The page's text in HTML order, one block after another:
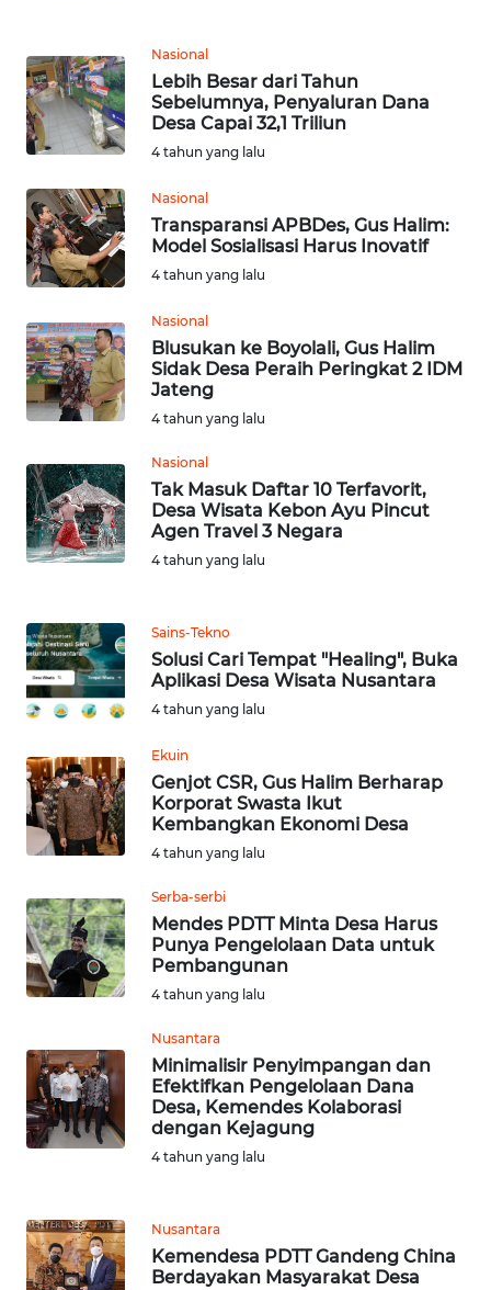
Nasional
Lebih Besar dari Tahun
Sebelumnya, Penyaluran Dana
Desa Capai 32,1 Triliun
4 tahun yang lalu
Nasional
Transparansi APBDes, Gus Halim:
Model Sosialisasi Harus Inovatif
4 tahun yang lalu
Nasional
Blusukan ke Boyolali, Gus Halim
Sidak Desa Peraih Peringkat 2 IDM
Jateng
4 tahun yang lalu
Nasional
Tak Masuk Daftar 10 Terfavorit,
Desa Wisata Kebon Ayu Pincut
Agen Travel 3 Negara
4 tahun yang lalu
Sains-Tekno
Solusi Cari Tempat "Healing", Buka
Aplikasi Desa Wisata Nusantara
4 tahun yang lalu
Ekuin
Genjot CSR, Gus Halim Berharap
Korporat Swasta Ikut
Kembangkan Ekonomi Desa
4 tahun yang lalu
Serba-serbi
Mendes PDTT Minta Desa Harus
Punya Pengelolaan Data untuk
Pembangunan
4 tahun yang lalu
Nusantara
Minimalisir Penyimpangan dan
Efektifkan Pengelolaan Dana
Desa, Kemendes Kolaborasi
dengan Kejagung
4 tahun yang lalu
Nusantara
Kemendesa PDTT Gandeng China
Berdayakan Masyarakat Desa
WN
TAPANULI
SELATAN
TANJUNG
LESUNG
WN
WN
SIMALUNGUN
LABUHANBATU
WN
TAPANULI
TENGAH
WN DELI
SERDANG
WN
TINGGI
WN
PAKPAK
KARAWANG
WN
BEKASI
WN
BOGOR
WN
WN
TAPANULI
UTARA